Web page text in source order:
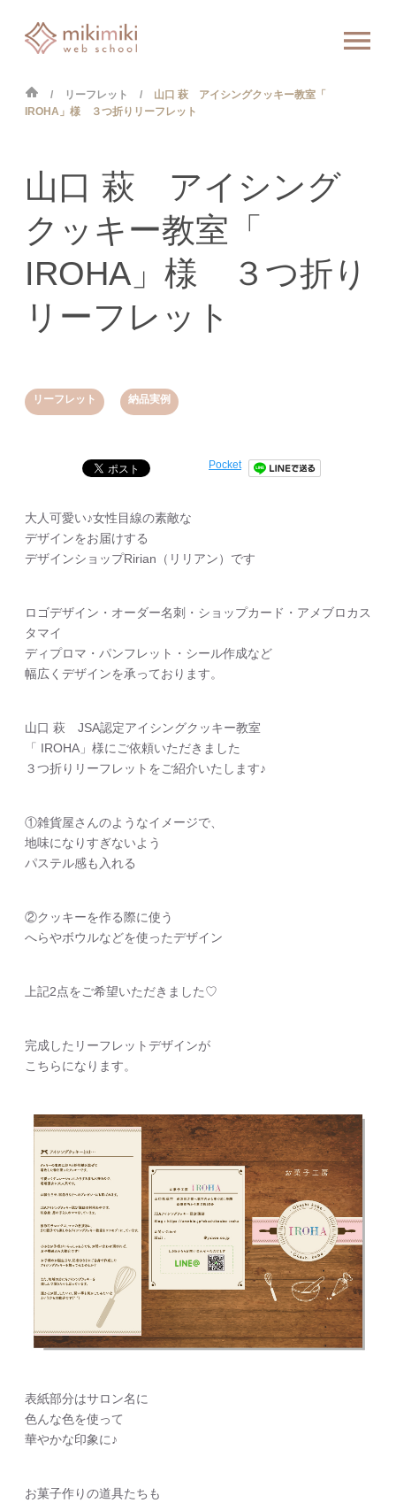
リーフレット
山口 萩 アイシングクッキー教室「
IROHA」様 ３つ折りリーフレット
リーフレット 納品実例
山口 萩 アイシング
クッキー教室「
IROHA」様 ３つ折り
リーフレット
Pocket
大人可愛い♪女性目線の素敵な
デザインをお届けする
デザインショップRirian（リリアン）です
ロゴデザイン・オーダー名刺・ショップカード・アメブロカス
タマイ
ディプロマ・パンフレット・シール作成など
幅広くデザインを承っております。
山口 萩 JSA認定アイシングクッキー教室
「 IROHA」様にご依頼いただきました
３つ折りリーフレットをご紹介いたします♪
①雑貨屋さんのようなイメージで、
地味になりすぎないよう
パステル感も入れる
②クッキーを作る際に使う
へらやボウルなどを使ったデザイン
上記2点をご希望いただきました♡
完成したリーフレットデザインが
こちらになります。
表紙部分はサロン名に
色んな色を使って
華やかな印象に♪
お菓子作りの道具たちも